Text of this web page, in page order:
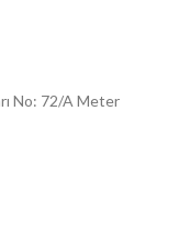
10, 15, 20 ve 25
No: 72/A Meter